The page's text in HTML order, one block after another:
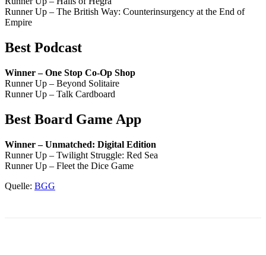
Runner Up – The British Way: Counterinsurgency at the End of
Empire
Best Podcast
Winner – One Stop Co-Op Shop
Runner Up – Beyond Solitaire
Runner Up – Talk Cardboard
Best Board Game App
Winner – Unmatched: Digital Edition
Runner Up – Twilight Struggle: Red Sea
Runner Up – Fleet the Dice Game
Quelle: BGG